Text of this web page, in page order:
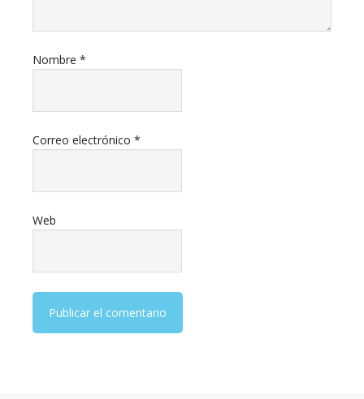
Nombre *
Correo electrónico *
Web